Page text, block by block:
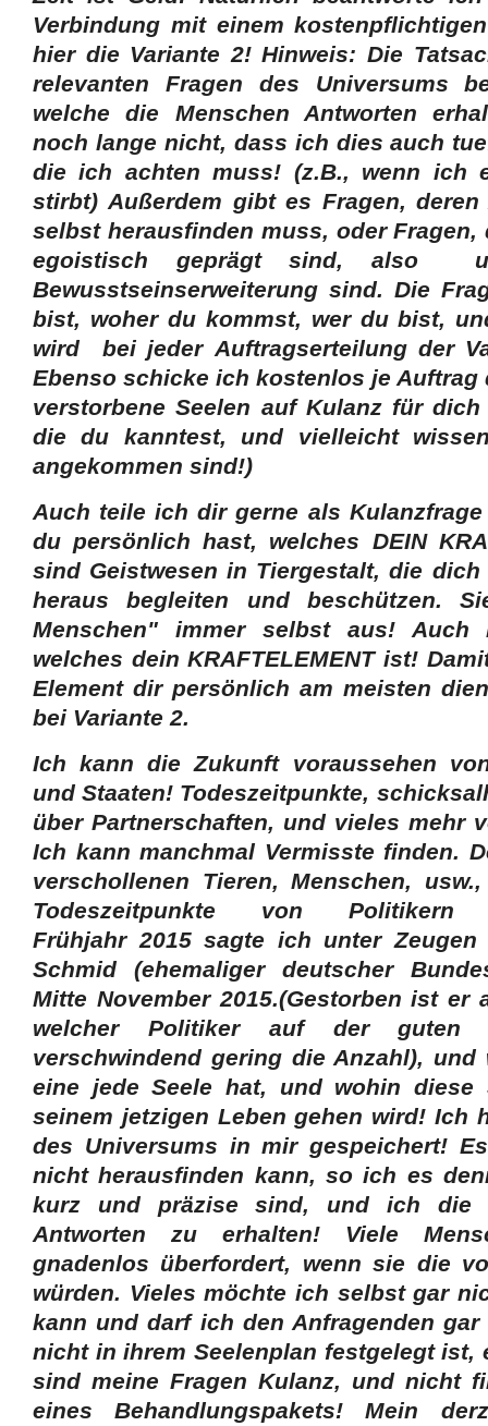
Verbindung mit einem
hier die Variante 2! Hinweis: Die
relevanten Fragen des Universums
welche die Menschen Antworten
noch lange nicht, dass ich dies auch
die ich achten muss! (z.B., wenn ich
stirbt) Außerdem gibt es Fragen, deren
selbst herausfinden muss, oder
egoistisch geprägt sind, also
Bewusstseinserweiterung sind.Die
bist, woher du kommst, wer du bist,
wird bei jeder Auftragserteilung der
Ebenso schicke ich kostenlos je Auftrag
verstorbene Seelen auf Kulanz für
die du kanntest, und vielleicht
angekommen sind!)
Auch teile ich dir gerne als
du persönlich hast, welches DEIN
sind Geistwesen in Tiergestalt, die
heraus begleiten und beschützen.
Menschen" immer selbst aus!
welches dein KRAFTELEMENT ist!
Element dir persönlich am meisten
bei Variante 2.
Ich kann die Zukunft voraussehen
und Staaten! Todeszeitpunkte,
über Partnerschaften, und vieles mehr
Ich kann manchmal Vermisste finden.
verschollenen Tieren, Menschen,
Todeszeitpunkte von Politikern
Frühjahr 2015 sagte ich unter
Schmid (ehemaliger deutscher
Mitte November 2015.(Gestorben ist er
welcher Politiker auf der guten
verschwindend gering die Anzahl),
eine jede Seele hat, und wohin diese
seinem jetzigen Leben gehen wird! Ich
des Universums in mir gespeichert!
nicht herausfinden kann, so ich es
kurz und präzise sind, und ich die
Antworten zu erhalten! Viele
gnadenlos überfordert, wenn sie die
würden. Vieles möchte ich selbst gar
kann und darf ich den Anfragenden
nicht in ihrem Seelenplan festgelegt ist,
sind meine Fragen Kulanz, und nicht
eines Behandlungspakets! Mein